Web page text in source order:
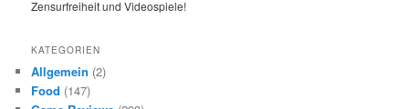
KATEGORIEN
Allgemein (2)
Food (147)